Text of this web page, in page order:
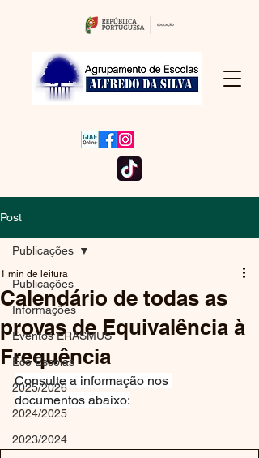
Post
Publicações
Informações
Eventos ERASMUS
Eco Escolas
2025/2026
2024/2025
2023/2024
Publicações
Calendário de todas as
provas de Equivalência à
Frequência
1 min de leitura
Consulte a informação nos
documentos abaixo: